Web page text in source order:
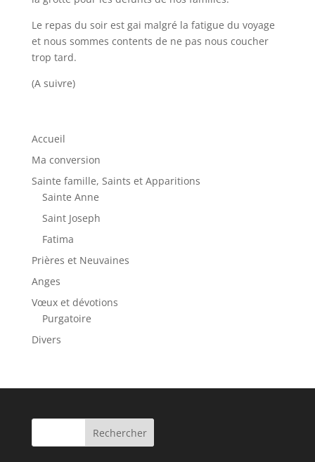
Le repas du soir est gai malgré la fatigue du voyage
et nous sommes contents de ne pas nous coucher
trop tard.
(A suivre)
Accueil
Ma conversion
Sainte famille, Saints et Apparitions
Sainte Anne
Saint Joseph
Fatima
Prières et Neuvaines
Anges
Vœux et dévotions
Purgatoire
Divers